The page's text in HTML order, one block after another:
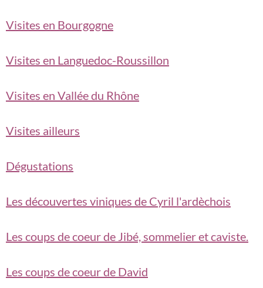
Visites en Bourgogne
Visites en Languedoc-Roussillon
Visites en Vallée du Rhône
Visites ailleurs
Dégustations
Les découvertes viniques de Cyril l'ardèchois
Les coups de coeur de Jibé, sommelier et caviste.
Les coups de coeur de David